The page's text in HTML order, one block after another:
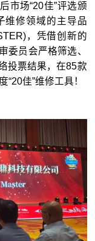
场“20佳”评选颁
维修领域的主导品
，凭借创新的
委员会严格筛选、
投票结果，在85款
佳”维修工具！